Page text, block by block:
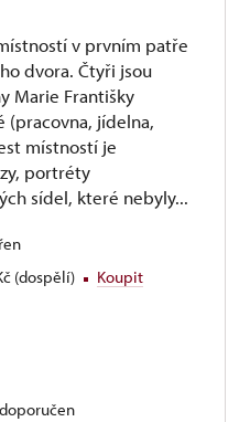
v prvním patře
dvora. Čtyři jsou
Marie Františky
(pracovna, jídelna,
místností je
portréty
sídel, které nebyly...
(dospělí)
Koupit